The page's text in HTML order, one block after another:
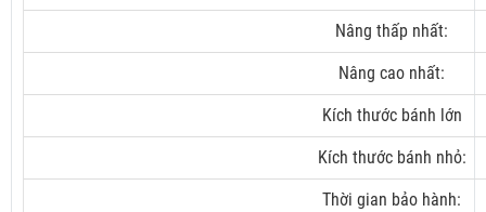
Nâng thấp nhất:
Nâng cao nhất:
Kích thước bánh lớn
Kích thước bánh nhỏ:
Thời gian bảo hành: